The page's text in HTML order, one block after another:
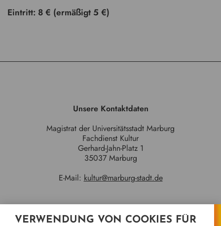
Eintritt: 8 € (ermäßigt 5 €)
VERWENDUNG VON COOKIES FÜR
Unsere Kontaktdaten
Magistrat der Universitätsstadt Marburg
Fachdienst Kultur
Gerhard-Jahn-Platz 1
35037 Marburg
E-Mail: kultur@marburg-stadt.de